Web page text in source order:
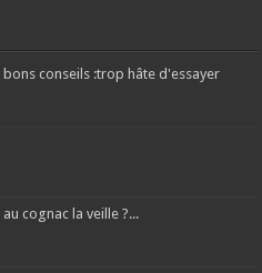
conseils :trop hâte d'essayer
cognac la veille ?...